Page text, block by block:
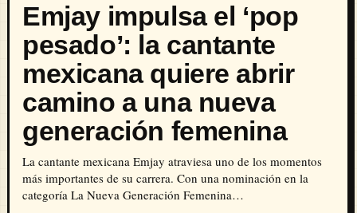
Emjay impulsa el ‘pop
pesado’: la cantante
mexicana quiere abrir
camino a una nueva
generación femenina
La cantante mexicana Emjay atraviesa uno de los momentos
más importantes de su carrera. Con una nominación en la
categoría La Nueva Generación Femenina…